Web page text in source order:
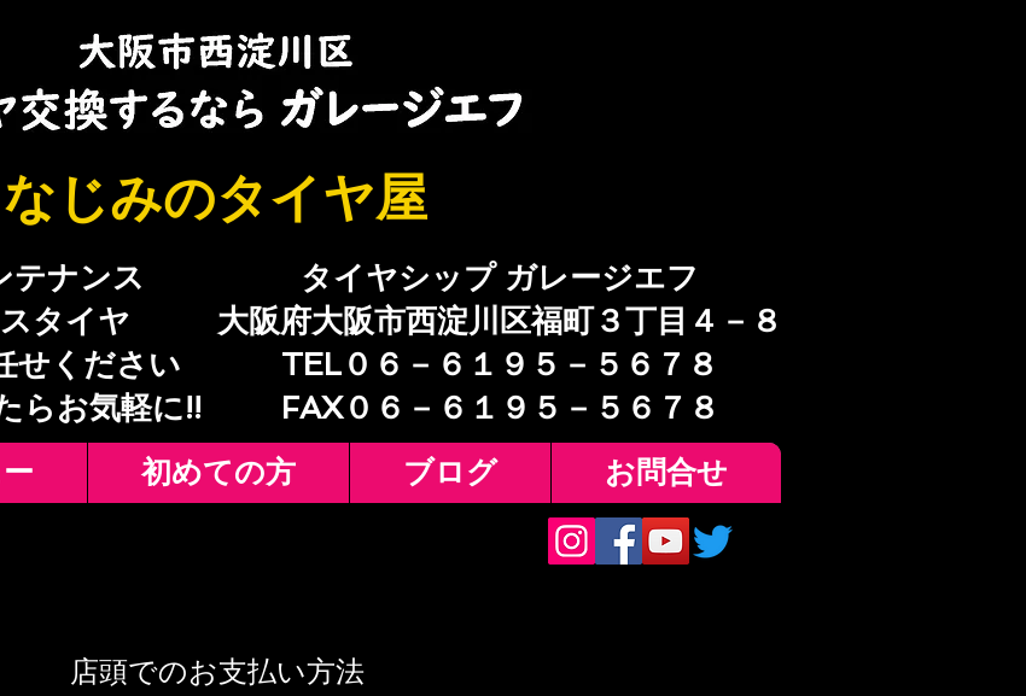
​なじみのタイヤ屋
テナンス
タイヤ
せください
らお気軽に!!
​タイヤシップ ガレージエフ
大阪府大阪市西淀川区福町３丁目４－８
TEL０６－６１９５－５６７８
​FAX０６－６１９５－５６７８
初めての方 ブログ お問合せ
店頭でのお支払い方法